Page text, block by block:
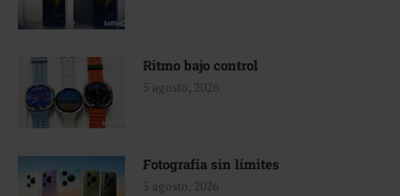
Ritmo bajo control
5 agosto, 2026
Fotografía sin límites
5 agosto, 2026